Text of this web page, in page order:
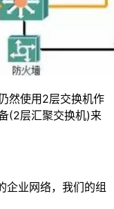
使用2层交换机作
(2层汇聚交换机)来
企业网络，我们的组